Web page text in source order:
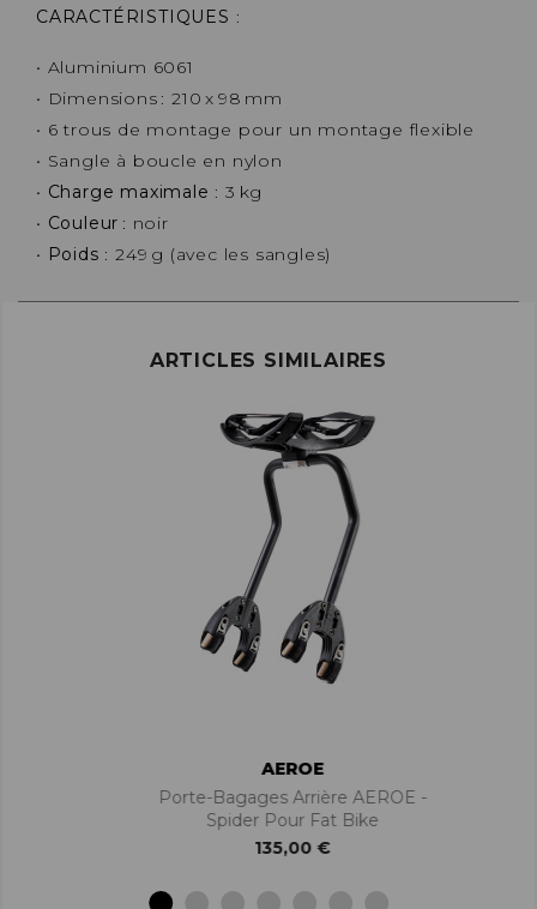
CARACTÉRISTIQUES :
• Aluminium 6061
• Dimensions : 210 x 98 mm
• 6 trous de montage pour un montage flexible
• Sangle à boucle en nylon
• Charge maximale : 3 kg
• Couleur : noir
• Poids : 249 g (avec les sangles)
ARTICLES SIMILAIRES
AEROE
Porte-Bagages Arrière AEROE -
Spider Pour Fat Bike
135,00 €